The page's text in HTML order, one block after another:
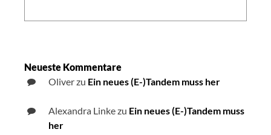
Neueste Kommentare
Oliverzu Ein neues (E-)Tandem muss her
Alexandra Linkezu Ein neues (E-)Tandem muss
her